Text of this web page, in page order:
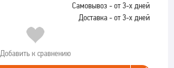
Самовывоз - от 3-х дней
Доставка - от 3-х дней
Добавить к сравнению